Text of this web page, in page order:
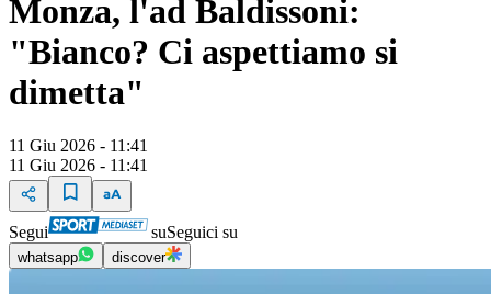
Monza, l'ad Baldissoni:
"Bianco? Ci aspettiamo si
dimetta"
11 Giu 2026 - 11:41
11 Giu 2026 - 11:41
Segui suSeguici su
whatsapp discover